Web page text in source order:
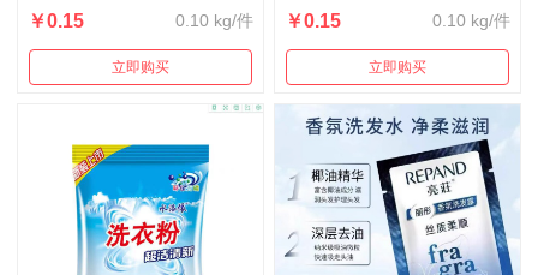
￥0.15 0.10 kg/件
立即购买
￥0.15 0.10 kg/件
立即购买